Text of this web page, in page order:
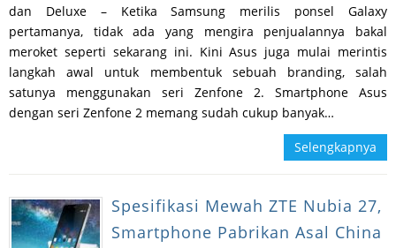
dan Deluxe – Ketika Samsung merilis ponsel Galaxy
pertamanya, tidak ada yang mengira penjualannya bakal
meroket seperti sekarang ini. Kini Asus juga mulai merintis
langkah awal untuk membentuk sebuah branding, salah
satunya menggunakan seri Zenfone 2. Smartphone Asus
dengan seri Zenfone 2 memang sudah cukup banyak…
Selengkapnya
Spesifikasi Mewah ZTE Nubia 27,
Smartphone Pabrikan Asal China